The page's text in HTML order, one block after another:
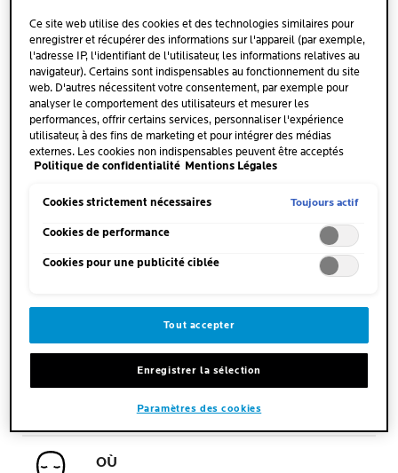
QUANTITÉ
Quantité de la taille d’une
noisette de produit
QUAND
Matin et/ou soir
OÙ
Ce site web utilise des cookies et des technologies similaires pour
enregistrer et récupérer des informations sur l'appareil (par exemple,
l'adresse IP, l'identifiant de l'utilisateur, les informations relatives au
navigateur). Certains sont indispensables au fonctionnement du site
web. D'autres nécessitent votre consentement, par exemple pour
analyser le comportement des utilisateurs et mesurer les
performances, offrir certains services, personnaliser l'expérience
utilisateur, à des fins de marketing et pour intégrer des médias
externes. Les cookies non indispensables peuvent être acceptés
directement (« Accepter tous ») ou refusés (« Continuer sans
paramètres et d'enregistrer vos préférences (« Enregistrer mes choix
sur le lien « Paramètres des cookies ». Pour plus d'informations,
Politique de confidentialité Mentions Légales
Cookies strictement nécessaires Toujours actif
Cookies de performance
Cookies pour une publicité ciblée
Tout accepter
Enregistrer la sélection
Paramètres des cookies